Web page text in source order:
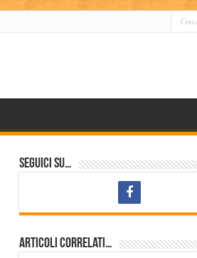
Seguici su…
Articoli correlati…